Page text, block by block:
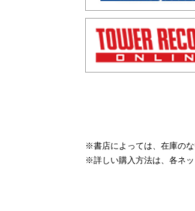
※書店によっては、在庫の
※詳しい購入方法は、各ネッ